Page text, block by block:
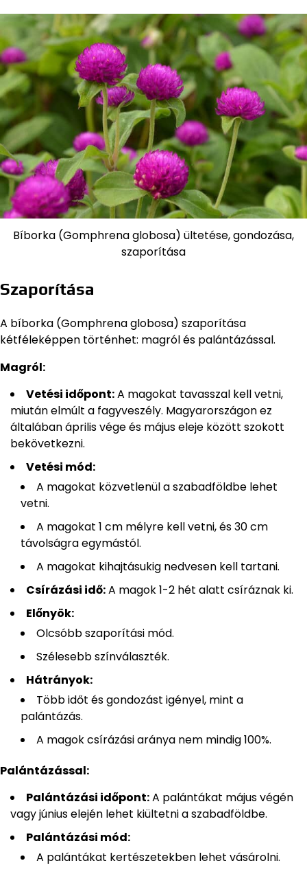
Bíborka (Gomphrena globosa) ültetése, gondozása,
szaporítása
Szaporítása
A bíborka (Gomphrena globosa) szaporítása
kétféleképpen történhet: magról és palántázással.
Magról:
Vetési időpont:A magokat tavasszal kell vetni,
miután elmúlt a fagyveszély. Magyarországon ez
általában április vége és május eleje között szokott
bekövetkezni.
Vetési mód:
A magokat közvetlenül a szabadföldbe lehet
vetni.
A magokat 1 cm mélyre kell vetni, és 30 cm
távolságra egymástól.
A magokat kihajtásukig nedvesen kell tartani.
Csírázási idő:A magok 1-2 hét alatt csíráznak ki.
Előnyök:
Olcsóbb szaporítási mód.
Szélesebb színválaszték.
Hátrányok:
Több időt és gondozást igényel, mint a
palántázás.
A magok csírázási aránya nem mindig 100%.
Palántázással:
Palántázási időpont:A palántákat május végén
vagy június elején lehet kiültetni a szabadföldbe.
Palántázási mód:
A palántákat kertészetekben lehet vásárolni.